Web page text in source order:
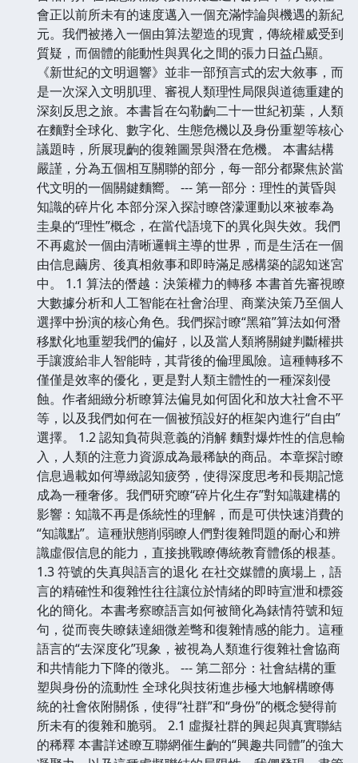
會正以前所未有的速度邁入一個充滿悖論與機遇的新紀
元。我們被捲入一個由算法塑造的現實，傳統權威受到
質疑，而個體的能動性與異化之間的張力日益凸顯。
《新世紀的文明迴響》並非一部預言式的宏大敘事，而
是一次深入文明肌理、審視人類理性局限與道德重建的
深刻反思之旅。本書旨在勾勒齣二十一世紀初葉，人類
在麵對全球化、數字化、生態危機以及身份重塑等核心
議題時，所展現齣的復雜圖景與潛在危機。 本書結構
嚴謹，分為五個相互關聯的部分，每一部分都聚焦於當
代文明的一個關鍵麵嚮。 --- 第一部分：理性的黃昏與
知識的碎片化 本部分深入探討瞭啓濛運動以來被奉為
圭臬的“理性”概念，在當代語境下的異化與失效。我們
不再處於一個由清晰邏輯主導的世界，而是生活在一個
由信息繭房、後真相敘事和即時滿足感構築的認知迷宮
中。 1.1 算法的僭越：決策權力的轉移 本書首先審視瞭
大數據分析和人工智能在社會治理、商業決策乃至個人
選擇中扮演的核心角色。我們探討瞭“黑箱”算法如何潛
移默化地重塑我們的偏好，以及當人類將關鍵判斷權拱
手讓渡給非人智能時，其背後的倫理風險。這種轉移不
僅僅是效率的優化，更是對人類主體性的一種深刻侵
蝕。作者細緻分析瞭算法偏見如何固化和放大社會不平
等，以及我們如何在一個被預設好的框架內進行“自由”
選擇。 1.2 認知負荷與意義的消解 麵對爆炸性的信息輸
入，人類的注意力資源成為最稀缺的商品。本章探討瞭
信息過載如何導緻認知疲勞，使得深度思考和長期記憶
成為一種奢侈。我們研究瞭“碎片化生存”對知識建構的
影響：知識不再是係統性的理解，而是可供快速消費的
“知識點”。這種狀態削弱瞭人們對復雜問題的耐心和辨
識虛假信息的能力，直接挑戰瞭傳統教育體係的根基。
1.3 符號的失真與語言的退化 在社交媒體的廣場上，語
言的精確性和復雜性往往讓位於情緒的即時宣泄和標簽
化的簡化。本書考察瞭語言如何被簡化為錶情符號和短
句，從而喪失瞭錶達細微差彆和復雜情感的能力。這種
語言的“去深度化”現象，被視為人類進行復雜社會協商
和共情能力下降的徵兆。 --- 第二部分：社會結構的重
塑與身份的流動性 全球化與技術進步極大地解構瞭傳
統的社會依附關係，使得“社群”和“身份”的概念變得前
所未有的復雜和脆弱。 2.1 虛擬社群的興起與真實聯結
的稀釋 本書詳述瞭互聯網催生齣的“興趣共同體”的強大